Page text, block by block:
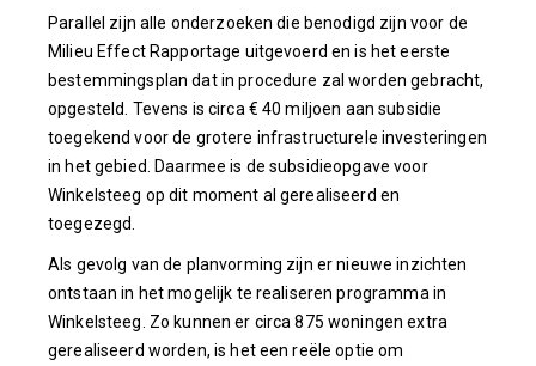
Parallel zijn alle onderzoeken die benodigd zijn voor de
Milieu Effect Rapportage uitgevoerd en is het eerste
bestemmingsplan dat in procedure zal worden gebracht,
opgesteld. Tevens is circa € 40 miljoen aan subsidie
toegekend voor de grotere infrastructurele investeringen
in het gebied. Daarmee is de subsidieopgave voor
Winkelsteeg op dit moment al gerealiseerd en
toegezegd.
Als gevolg van de planvorming zijn er nieuwe inzichten
ontstaan in het mogelijk te realiseren programma in
Winkelsteeg. Zo kunnen er circa 875 woningen extra
gerealiseerd worden, is het een reële optie om